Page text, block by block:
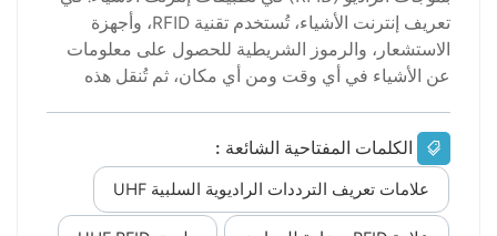
تعريف إنترنت الأشياء، تُستخدم تقنية RFID، وأجهزة
الاستشعار، والرموز الشريطية للحصول على معلومات
عن الأشياء في أي وقت ومن أي مكان، ثم تُنقل هذه
السحابية للتحليل والمعالجة، ومن ثم يتم تطبيق التحكم
والإدارة على مختلف الأجهزة الذكية. وقد أصبح التحكم
والإدارة أساسًا هامًا للعديد من التطبيقات الذكية في
السنوات الأخيرة. على سبيل المثال، في تطبيق إنترنت
الكلمات المفتاحية الشائعة :
علامات تعريف الترددات الراديوية السلبية UHF